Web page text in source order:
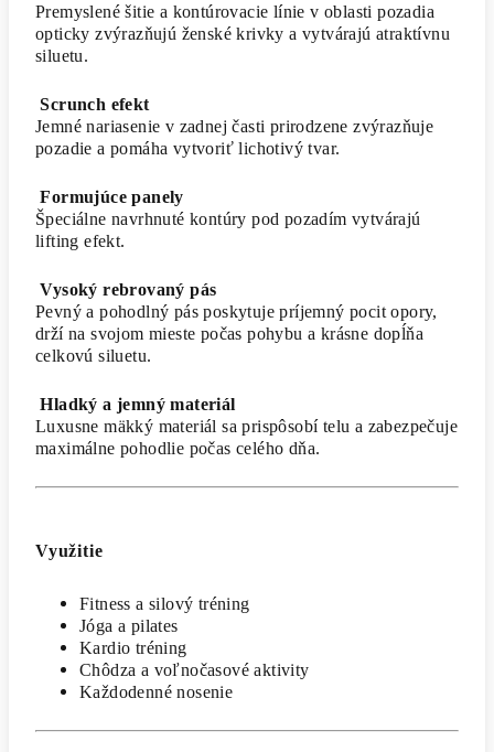
Premyslené šitie a kontúrovacie línie v oblasti pozadia
opticky zvýrazňujú ženské krivky a vytvárajú atraktívnu
siluetu.
Scrunch efekt
Jemné nariasenie v zadnej časti prirodzene zvýrazňuje
pozadie a pomáha vytvoriť lichotivý tvar.
Formujúce panely
Špeciálne navrhnuté kontúry pod pozadím vytvárajú
lifting efekt.
Vysoký rebrovaný pás
Pevný a pohodlný pás poskytuje príjemný pocit opory,
drží na svojom mieste počas pohybu a krásne dopĺňa
celkovú siluetu.
Hladký a jemný materiál
Luxusne mäkký materiál sa prispôsobí telu a zabezpečuje
maximálne pohodlie počas celého dňa.
Využitie
Fitness a silový tréning
Jóga a pilates
Kardio tréning
Chôdza a voľnočasové aktivity
Každodenné nosenie